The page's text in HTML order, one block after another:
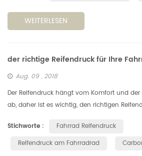
WEITERLESEN
der richtige Reifendruck für Ihre
Aug. 09 , 2018
Der Reifendruck hängt vom Komfort und der
ab, daher ist es wichtig, den richtigen
Stichworte :
Fahrrad Reifendruck
Reifendruck am Fahrradrad